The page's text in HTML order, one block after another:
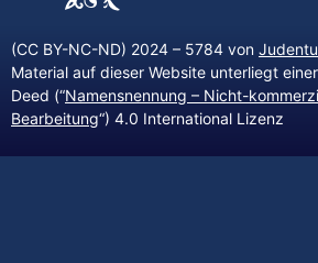
(CC BY-NC-ND) 2024 – 5784 von
Material auf dieser Website unterliegt
Deed (“Namensnennung – Nicht-
Bearbeitung“) 4.0 International Lizenz